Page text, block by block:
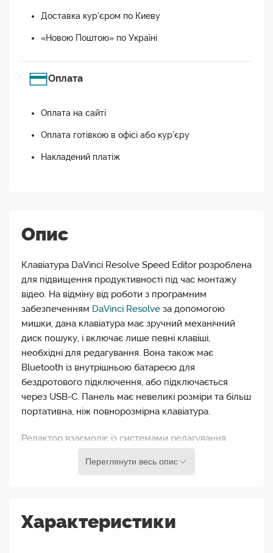
Доставка кур'єром по Киеву
«Новою Поштою» по Україні
Оплата
Оплата на сайті
Оплата готівкою в офісі або кур'єру
Накладений платіж
Опис
Клавіатура DaVinci Resolve Speed Editor розроблена
для підвищення продуктивності під час монтажу
відео. На відміну від роботи з програмним
забезпеченням DaVinci Resolve за допомогою
мишки, дана клавіатура має зручний механічний
диск пошуку, і включає лише певні клавіші,
необхідні для редагування. Вона також має
Bluetooth із внутрішньою батареєю для
бездротового підключення, або підключається
через USB-C. Панель має невеликі розміри та більш
портативна, ніж повнорозмірна клавіатура.
Редактор взаємодіє із системами редагування
Resolve Studio, надаючи вам комбінації клавіш та
Переглянути весь опис
Характеристики